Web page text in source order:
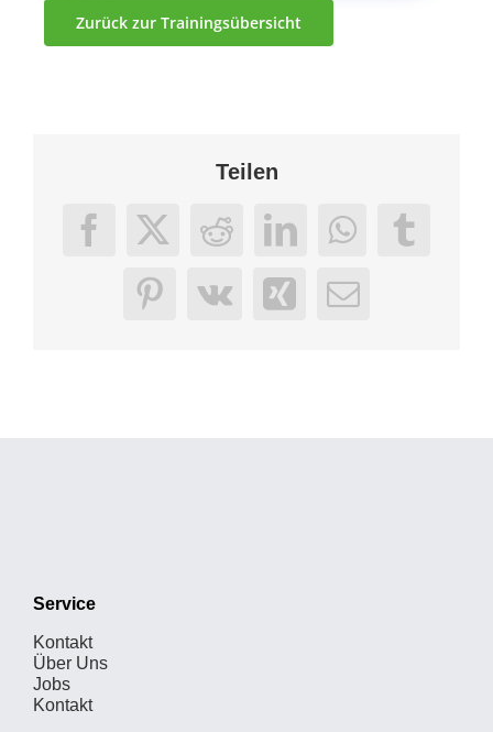
Zurück zur Trainingsübersicht
Teilen
Facebook
X RedditLinkedInWhatsApp
Pinterest
Vk XingE-
Service
Kontakt
Über Uns
Jobs
Kontakt